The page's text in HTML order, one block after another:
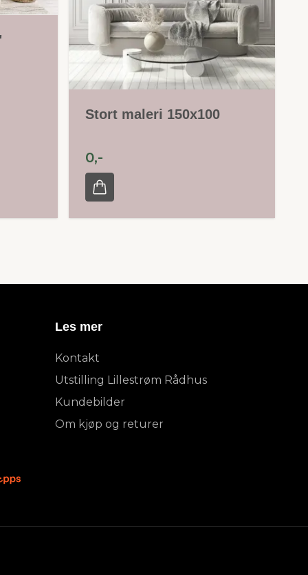
Stort maleri 150x100
0,-
Les mer
Kontakt
Utstilling Lillestrøm Rådhus
Kundebilder
Om kjøp og returer